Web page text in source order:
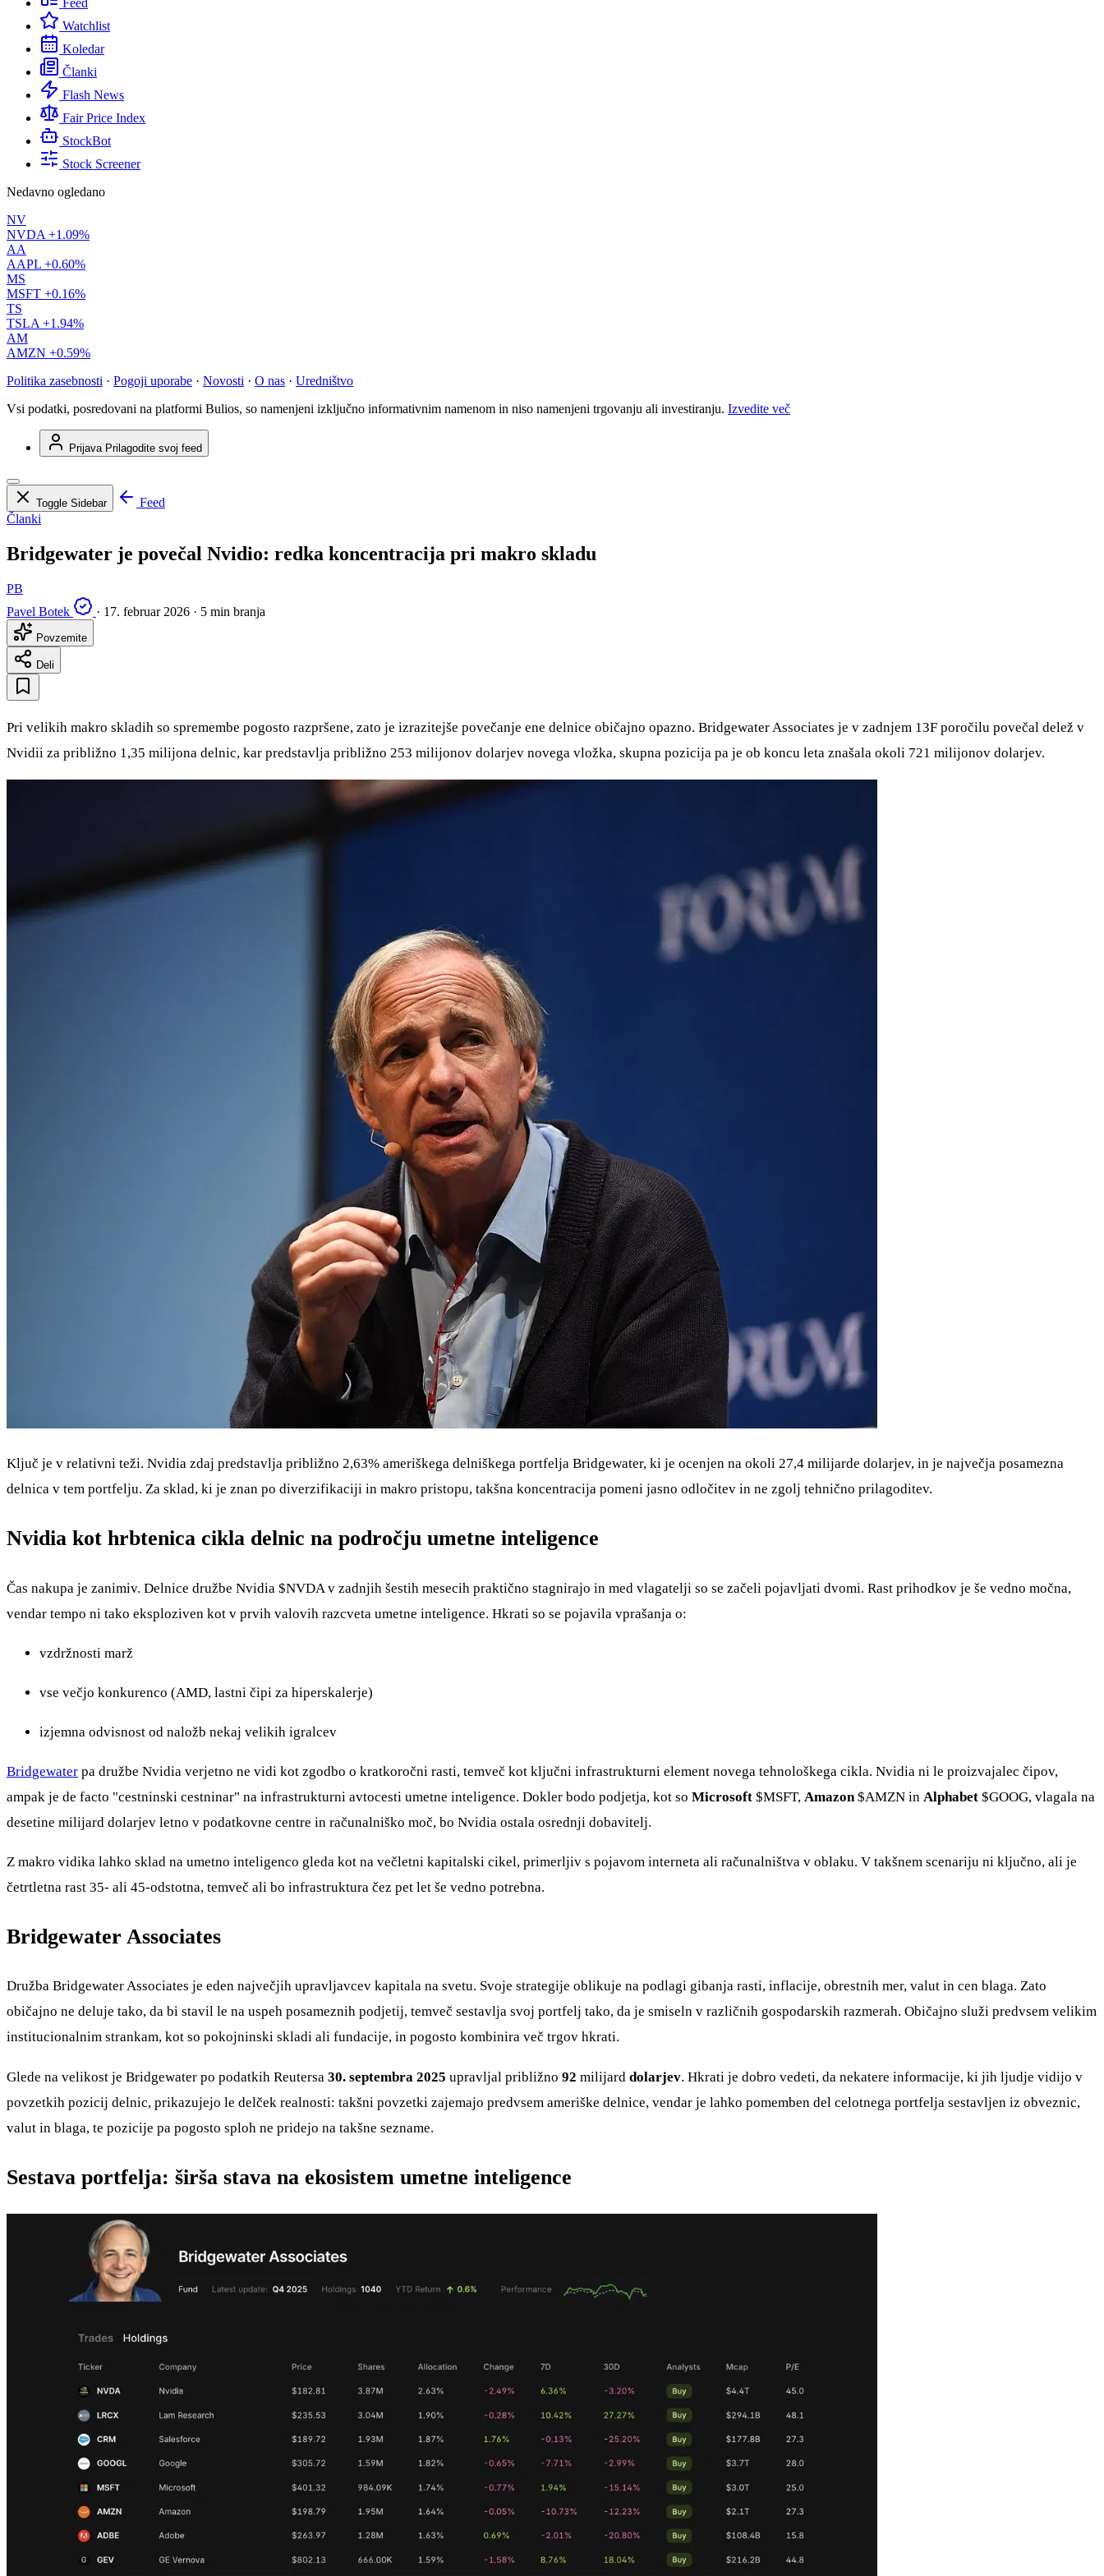
Feed
Watchlist
Koledar
Članki
Flash News
Fair Price Index
StockBot
Stock Screener
Nedavno ogledano
NV
NVDA +1.09%
AA
AAPL +0.60%
MS
MSFT +0.16%
TS
TSLA +1.94%
AM
AMZN +0.59%
Politika zasebnosti · Pogoji uporabe · Novosti · O nas · Uredništvo
Vsi podatki, posredovani na platformi Bulios, so namenjeni izključno informativnim namenom in niso namenjeni trgovanju ali investiranju. Izvedite več
Prijava Prilagodite svoj feed
Toggle Sidebar
Feed
Članki
Bridgewater je povečal Nvidio: redka koncentracija pri makro skladu
PB
Pavel Botek
· 17. februar 2026 · 5 min branja
Povzemite
Deli
Pri velikih makro skladih so spremembe pogosto razpršene, zato je izrazitejše povečanje ene delnice običajno opazno. Bridgewater Associates je v zadnjem 13F poročilu povečal delež v
Nvidii za približno 1,35 milijona delnic, kar predstavlja približno 253 milijonov dolarjev novega vložka, skupna pozicija pa je ob koncu leta znašala okoli 721 milijonov dolarjev.
Ključ je v relativni teži. Nvidia zdaj predstavlja približno 2,63% ameriškega delniškega portfelja Bridgewater, ki je ocenjen na okoli 27,4 milijarde dolarjev, in je največja posamezna
delnica v tem portfelju. Za sklad, ki je znan po diverzifikaciji in makro pristopu, takšna koncentracija pomeni jasno odločitev in ne zgolj tehnično prilagoditev.
Nvidia kot hrbtenica cikla delnic na področju umetne inteligence
Čas nakupa je zanimiv. Delnice družbe Nvidia $NVDA v zadnjih šestih mesecih praktično stagnirajo in med vlagatelji so se začeli pojavljati dvomi. Rast prihodkov je še vedno močna,
vendar tempo ni tako eksploziven kot v prvih valovih razcveta umetne inteligence. Hkrati so se pojavila vprašanja o:
vzdržnosti marž
vse večjo konkurenco (AMD, lastni čipi za hiperskalerje)
izjemna odvisnost od naložb nekaj velikih igralcev
Bridgewater pa družbe Nvidia verjetno ne vidi kot zgodbo o kratkoročni rasti, temveč kot ključni infrastrukturni element novega tehnološkega cikla. Nvidia ni le proizvajalec čipov,
ampak je de facto "cestninski cestninar" na infrastrukturni avtocesti umetne inteligence. Dokler bodo podjetja, kot so Microsoft $MSFT, Amazon$AMZN in Alphabet $GOOG, vlagala na
desetine milijard dolarjev letno v podatkovne centre in računalniško moč, bo Nvidia ostala osrednji dobavitelj.
Z makro vidika lahko sklad na umetno inteligenco gleda kot na večletni kapitalski cikel, primerljiv s pojavom interneta ali računalništva v oblaku. V takšnem scenariju ni ključno, ali je
četrtletna rast 35- ali 45-odstotna, temveč ali bo infrastruktura čez pet let še vedno potrebna.
Bridgewater Associates
Družba Bridgewater Associates je eden največjih upravljavcev kapitala na svetu. Svoje strategije oblikuje na podlagi gibanja rasti, inflacije, obrestnih mer, valut in cen blaga. Zato
običajno ne deluje tako, da bi stavil le na uspeh posameznih podjetij, temveč sestavlja svoj portfelj tako, da je smiseln v različnih gospodarskih razmerah. Običajno služi predvsem velikim
institucionalnim strankam, kot so pokojninski skladi ali fundacije, in pogosto kombinira več trgov hkrati.
Glede na velikost je Bridgewater po podatkih Reutersa 30. septembra 2025 upravljal približno 92 milijard dolarjev. Hkrati je dobro vedeti, da nekatere informacije, ki jih ljudje vidijo v
povzetkih pozicij delnic, prikazujejo le delček realnosti: takšni povzetki zajemajo predvsem ameriške delnice, vendar je lahko pomemben del celotnega portfelja sestavljen iz obveznic,
valut in blaga, te pozicije pa pogosto sploh ne pridejo na takšne sezname.
Sestava portfelja: širša stava na ekosistem umetne inteligence